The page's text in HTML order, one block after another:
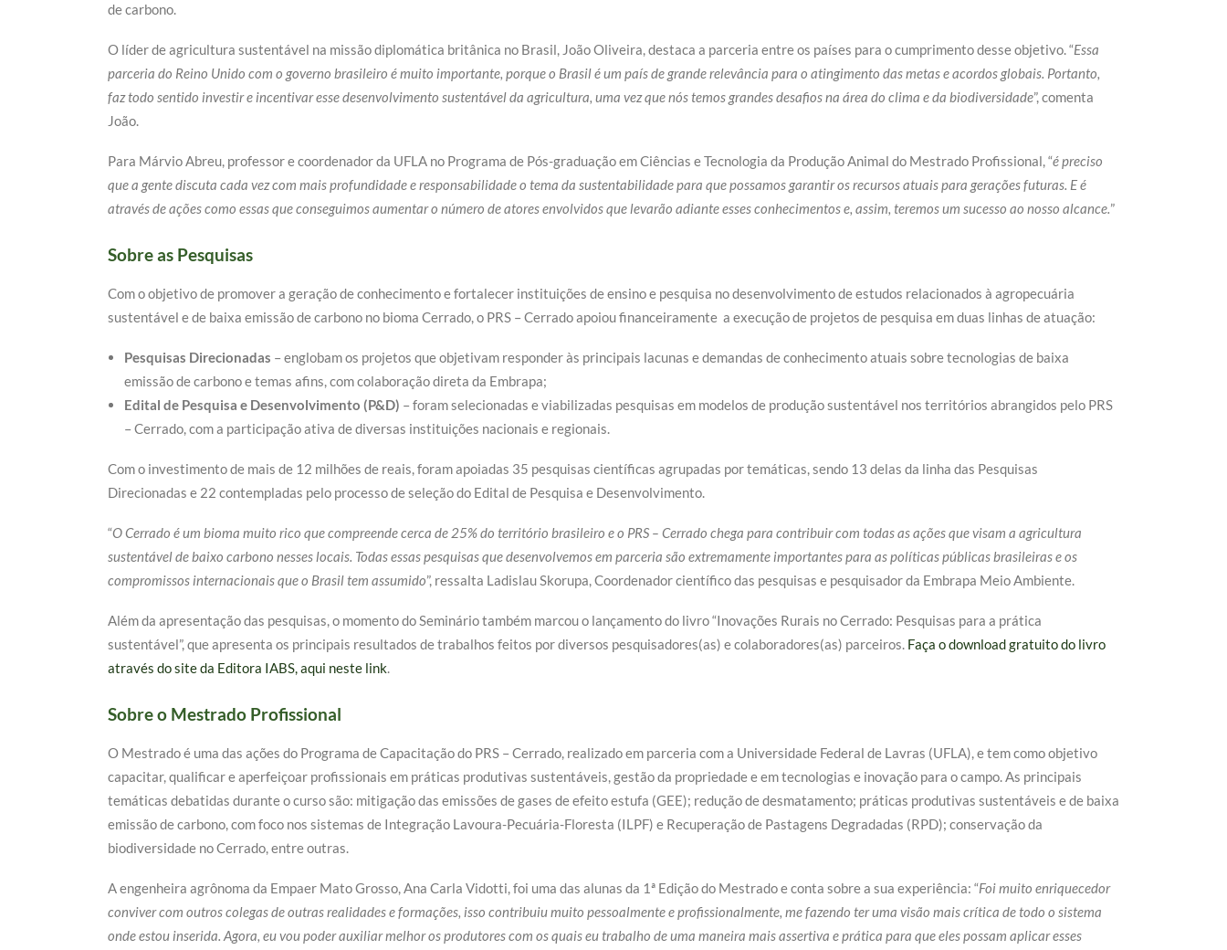
de carbono.
O líder de agricultura sustentável na missão diplomática britânica no Brasil, João Oliveira, destaca a parceria entre os países para o cumprimento desse objetivo. “Essa
parceria do Reino Unido com o governo brasileiro é muito importante, porque o Brasil é um país de grande relevância para o atingimento das metas e acordos globais. Portanto,
faz todo sentido investir e incentivar esse desenvolvimento sustentável da agricultura, uma vez que nós temos grandes desafios na área do clima e da biodiversidade”, comenta
João.
Para Márvio Abreu, professor e coordenador da UFLA no Programa de Pós-graduação em Ciências e Tecnologia da Produção Animal do Mestrado Profissional, “é preciso
que a gente discuta cada vez com mais profundidade e responsabilidade o tema da sustentabilidade para que possamos garantir os recursos atuais para gerações futuras. E é
através de ações como essas que conseguimos aumentar o número de atores envolvidos que levarão adiante esses conhecimentos e, assim, teremos um sucesso ao nosso alcance.”
Sobre as Pesquisas
Com o objetivo de promover a geração de conhecimento e fortalecer instituições de ensino e pesquisa no desenvolvimento de estudos relacionados à agropecuária
sustentável e de baixa emissão de carbono no bioma Cerrado, o PRS – Cerrado apoiou financeiramente a execução de projetos de pesquisa em duas linhas de atuação:
Pesquisas Direcionadas – englobam os projetos que objetivam responder às principais lacunas e demandas de conhecimento atuais sobre tecnologias de baixa
emissão de carbono e temas afins, com colaboração direta da Embrapa;
Edital de Pesquisa e Desenvolvimento (P&D) – foram selecionadas e viabilizadas pesquisas em modelos de produção sustentável nos territórios abrangidos pelo PRS
– Cerrado, com a participação ativa de diversas instituições nacionais e regionais.
Com o investimento de mais de 12 milhões de reais, foram apoiadas 35 pesquisas científicas agrupadas por temáticas, sendo 13 delas da linha das Pesquisas
Direcionadas e 22 contempladas pelo processo de seleção do Edital de Pesquisa e Desenvolvimento.
“O Cerrado é um bioma muito rico que compreende cerca de 25% do território brasileiro e o PRS – Cerrado chega para contribuir com todas as ações que visam a agricultura
sustentável de baixo carbono nesses locais. Todas essas pesquisas que desenvolvemos em parceria são extremamente importantes para as políticas públicas brasileiras e os
compromissos internacionais que o Brasil tem assumido”, ressalta Ladislau Skorupa, Coordenador científico das pesquisas e pesquisador da Embrapa Meio Ambiente.
Além da apresentação das pesquisas, o momento do Seminário também marcou o lançamento do livro “Inovações Rurais no Cerrado: Pesquisas para a prática
sustentável”, que apresenta os principais resultados de trabalhos feitos por diversos pesquisadores(as) e colaboradores(as) parceiros. Faça o download gratuito do livro
através do site da Editora IABS, aqui neste link.
Sobre o Mestrado Profissional
O Mestrado é uma das ações do Programa de Capacitação do PRS – Cerrado, realizado em parceria com a Universidade Federal de Lavras (UFLA), e tem como objetivo
capacitar, qualificar e aperfeiçoar profissionais em práticas produtivas sustentáveis, gestão da propriedade e em tecnologias e inovação para o campo. As principais
temáticas debatidas durante o curso são: mitigação das emissões de gases de efeito estufa (GEE); redução de desmatamento; práticas produtivas sustentáveis e de baixa
emissão de carbono, com foco nos sistemas de Integração Lavoura-Pecuária-Floresta (ILPF) e Recuperação de Pastagens Degradadas (RPD); conservação da
biodiversidade no Cerrado, entre outras.
A engenheira agrônoma da Empaer Mato Grosso, Ana Carla Vidotti, foi uma das alunas da 1ª Edição do Mestrado e conta sobre a sua experiência: “Foi muito enriquecedor
conviver com outros colegas de outras realidades e formações, isso contribuiu muito pessoalmente e profissionalmente, me fazendo ter uma visão mais crítica de todo o sistema
onde estou inserida. Agora, eu vou poder auxiliar melhor os produtores com os quais eu trabalho de uma maneira mais assertiva e prática para que eles possam aplicar esses